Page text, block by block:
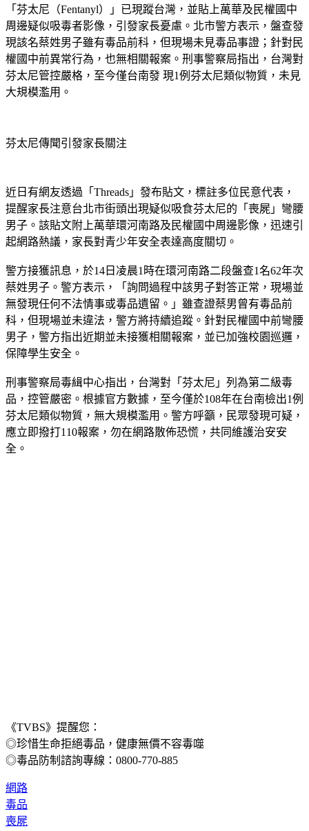
周邊疑似吸毒者影像，引發家長憂慮。北市警方表示，盤查發
現該名蔡姓男子雖有毒品前科，但現場未見毒品事證；針對民
權國中前異常行為，也無相關報案。刑事警察局指出，台灣對
芬太尼管控嚴格，至今僅台南發 現1例芬太尼類似物質，未見
大規模濫用。
提醒家長注意台北市街頭出現疑似吸食芬太尼的「喪屍」彎腰
男子。該貼文附上萬華環河南路及民權國中周邊影像，迅速引
起網路熱議，家長對青少年安全表達高度關切。
蔡姓男子。警方表示，「詢問過程中該男子對答正常，現場並
無發現任何不法情事或毒品遺留。」雖查證蔡男曾有毒品前
科，但現場並未違法，警方將持續追蹤。針對民權國中前彎腰
男子，警方指出近期並未接獲相關報案，並已加強校園巡邏，
保障學生安全。
品，控管嚴密。根據官方數據，至今僅於108年在台南檢出1例
芬太尼類似物質，無大規模濫用。警方呼籲，民眾發現可疑，
應立即撥打110報案，勿在網路散佈恐慌，共同維護治安安
全。
◎珍惜生命拒絕毒品，健康無價不容毒噬
◎毒品防制諮詢專線：0800-770-885
毒品
喪屍
芬太尼